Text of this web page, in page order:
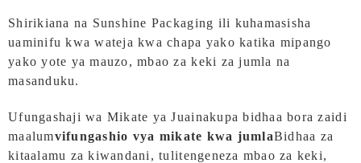
Shirikiana na Sunshine Packaging ili kuhamasisha
uaminifu kwa wateja kwa chapa yako katika mipango
yako yote ya mauzo, mbao za keki za jumla na
masanduku.
Ufungashaji wa Mikate ya Juainakupa bidhaa bora zaidi
maalumvifungashio vya mikate kwa jumlaBidhaa za
kitaalamu za kiwandani, tulitengeneza mbao za keki,